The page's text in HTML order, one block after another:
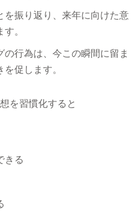
を振り返り、来年に向けた意
。
行為は、今この瞬間に留ま
促します。
を習慣化すると
きる